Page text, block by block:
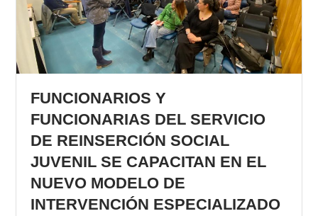
FUNCIONARIOS Y
FUNCIONARIAS DEL SERVICIO
DE REINSERCIÓN SOCIAL
JUVENIL SE CAPACITAN EN EL
NUEVO MODELO DE
INTERVENCIÓN ESPECIALIZADO